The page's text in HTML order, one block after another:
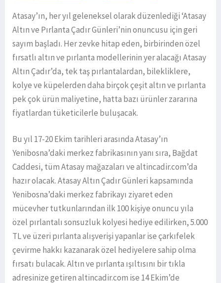
Atasay’ın, her yıl geleneksel olarak düzenlediği ‘Atasay
Altın ve Pırlanta Çadır Günleri’nin onuncusu için geri
sayım başladı. Her zevke hitap eden, birbirinden özel
fırsatlı altın ve pırlanta modellerinin yer alacağı Atasay
Altın Çadır’da, tek taş pırlantalardan, bilekliklere,
kolye ve küpelerden daha birçok çeşit altın ve pırlanta
pek çok ürün maliyetine, hatta bazı ürünler zararına
fiyatlardan tüketicilerle buluşacak.
Bu yıl 17-20 Ekim tarihleri arasında Atasay’ın
Yenibosna’daki merkez fabrikasının yanı sıra, Bağdat
Caddesi, tüm Atasay mağazaları ve altincadir.com’da
hazır olacak. Atasay Altın Çadır Günleri kapsamında
Yenibosna’daki merkez fabrikayı ziyaret eden
mücevher tutkunlarından ilk 100 kişiye onuncu yıla
özel pırlantalı sonsuzluk kolyesi hediye edilirken, 5.000
TL ve üzeri pırlanta alışverişi yapanlar ise çarkıfelek
çevirme hakkı kazanarak özel hediyelere sahip olma
fırsatı bulacak. Altın ve pırlanta ışıltısını bir tıkla
adresinize getiren altincadir.com ise 14 Ekim’de